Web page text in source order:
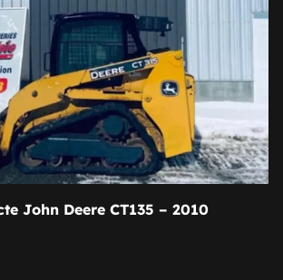
John Deere CT135 – 2010